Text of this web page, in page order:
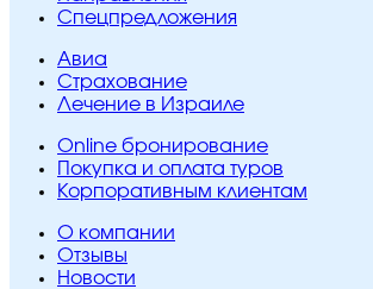
Спецпредложения
Авиа
Страхование
Лечение в Израиле
Online бронирование
Покупка и оплата туров
Корпоративным клиентам
O компании
Отзывы
Новости